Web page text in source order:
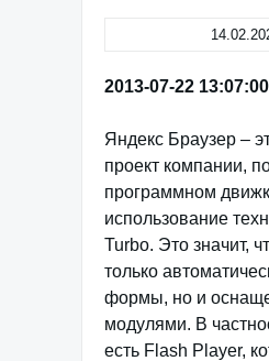
2013-07-22 13:07:00
Яндекс Браузер –
проект компании,
программном
использование
Turbo. Это значит,
только
формы, но и
модулями. В
есть Flash Player,